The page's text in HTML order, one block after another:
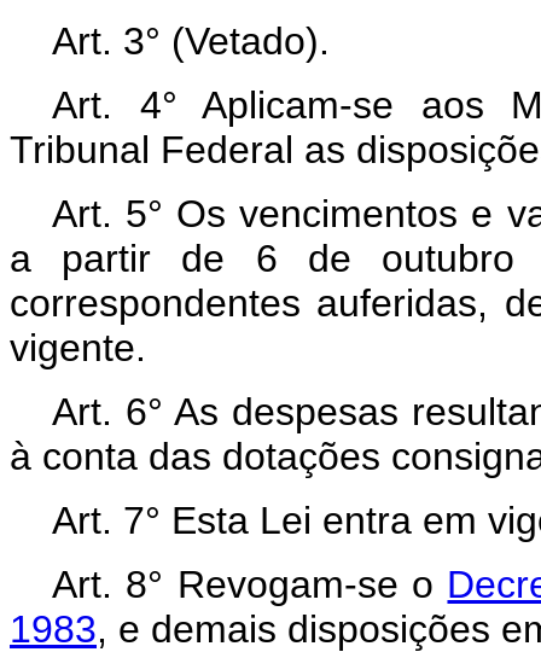
Art. 3° (Vetado).
Art. 4° Aplicam-se aos
Tribunal Federal as
Art. 5° Os vencimentos e
a partir de 6 de outubro
correspondentes auferidas,
vigente.
Art. 6° As despesas
à conta das dotações
Art. 7° Esta Lei entra em
Art. 8° Revogam-se o
1983, e demais disposições